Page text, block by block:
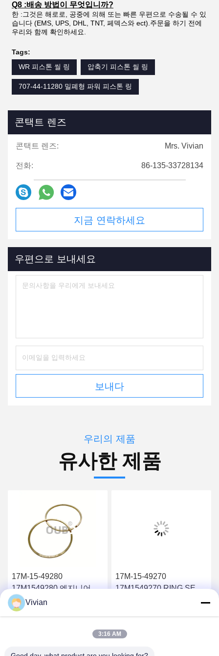
Q8 :배송 방법이 무엇입니까?
한 :그것은 해로로, 공중에 의해 또는 빠른 우편으로 수송될 수 있
습니다 (EMS, UPS, DHL, TNT, 페덱스와 ect).주문을 하기 전에
우리와 함께 확인하세요.
Tags:
WR 피스톤 씰 링
압축기 피스톤 씰 링
707-44-11280 밀폐형 파워 피스톤 링
콘택트 렌즈
콘택트 렌즈: Mrs. Vivian
전화: 86-135-33728134
지금 연락하세요
우편으로 보내세요
보내다
우리의 제품
유사한 제품
17M-15-49280
17M1549280 엔지니어링
기계 부품 D155A-6
D275A-5R
17M-15-49270
17M1549270 RING SEAL
Vivian
3:16 AM